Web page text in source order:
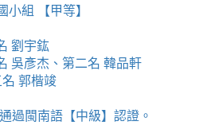
組 【甲等】
劉宇鈜
吳彥杰、第二名 韓品軒
郭楷竣
過閩南語【中級】認證。